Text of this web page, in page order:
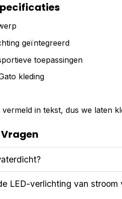
geïntegreerd
toepassingen
kleding
vermeld in tekst, dus we laten
LED-verlichting van stroom